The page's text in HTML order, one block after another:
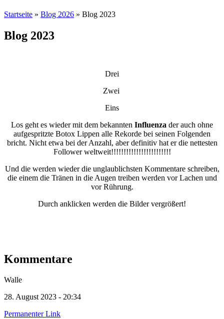
Startseite » Blog 2026 » Blog 2023
Blog 2023
Drei
Zwei
Eins
Los geht es wieder mit dem bekannten Influenza der auch ohne
aufgespritzte Botox Lippen alle Rekorde bei seinen Folgenden
bricht. Nicht etwa bei der Anzahl, aber definitiv hat er die nettesten
Follower weltweit!!!!!!!!!!!!!!!!!!!!!!!!
Und die werden wieder die unglaublichsten Kommentare schreiben,
die einem die Tränen in die Augen treiben werden vor Lachen und
vor Rührung.
Durch anklicken werden die Bilder vergrößert!
Kommentare
Walle
28. August 2023 - 20:34
Permanenter Link